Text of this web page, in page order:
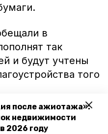
после ажиотажа»:
недвижимости
2026 году
в
так
и будут учтены
того
по